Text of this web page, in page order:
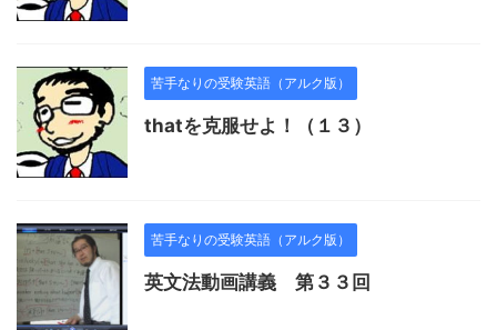
苦手なりの受験英語（アルク版）
thatを克服せよ！（１３）
苦手なりの受験英語（アルク版）
英文法動画講義 第３３回